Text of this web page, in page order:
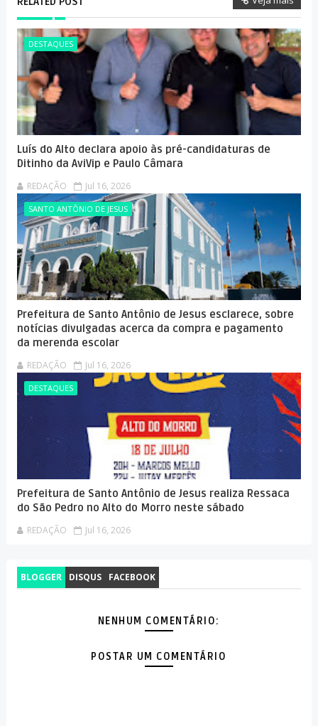
DESTAQUES
Luís do Alto declara apoio às pré-candidaturas de
Ditinho da AviVip e Paulo Câmara
REDAÇÃO Jul 16, 2026
SANTO ANTÔNIO DE JESUS
Prefeitura de Santo Antônio de Jesus esclarece, sobre
notícias divulgadas acerca da compra e pagamento
da merenda escolar
REDAÇÃO Jul 16, 2026
DESTAQUES
Prefeitura de Santo Antônio de Jesus realiza Ressaca
do São Pedro no Alto do Morro neste sábado
REDAÇÃO Jul 16, 2026
BLOGGER DISQUS FACEBOOK
NENHUM COMENTÁRIO:
POSTAR UM COMENTÁRIO